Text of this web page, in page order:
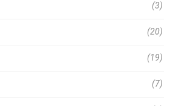
(3)
(20)
(19)
(7)